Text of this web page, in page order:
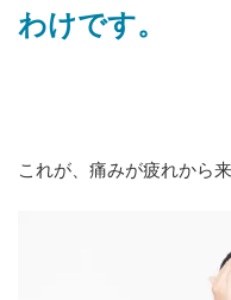
わけです。
これが、痛みが疲れから